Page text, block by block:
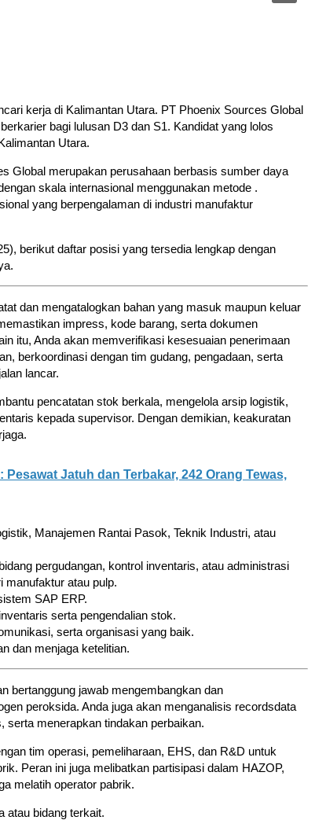
kerja di Kalimantan Utara. PT Phoenix Sources Global
bagi lulusan D3 dan S1. Kandidat yang lolos
Utara.
Global merupakan perusahaan berbasis sumber daya
skala internasional menggunakan metode .
yang berpengalaman di industri manufaktur
berikut daftar posisi yang tersedia lengkap dengan
dan mengatalogkan bahan yang masuk maupun keluar
impress, kode barang, serta dokumen
itu, Anda akan memverifikasi kesesuaian penerimaan
berkoordinasi dengan tim gudang, pengadaan, serta
lancar.
pencatatan stok berkala, mengelola arsip logistik,
kepada supervisor. Dengan demikian, keakuratan
Pesawat Jatuh dan Terbakar, 242 Orang Tewas,
Manajemen Rantai Pasok, Teknik Industri, atau
pergudangan, kontrol inventaris, atau administrasi
manufaktur atau pulp.
SAP ERP.
serta pengendalian stok.
serta organisasi yang baik.
dan menjaga ketelitian.
bertanggung jawab mengembangkan dan
peroksida. Anda juga akan menganalisis recordsdata
menerapkan tindakan perbaikan.
tim operasi, pemeliharaan, EHS, dan R&D untuk
Peran ini juga melibatkan partisipasi dalam HAZOP,
melatih operator pabrik.
atau bidang terkait.